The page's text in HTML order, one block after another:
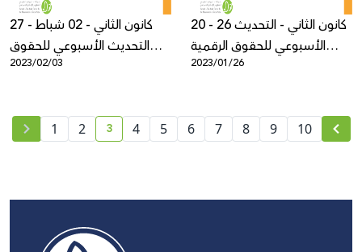
27 كانون الثاني - 02 شباط -
التحديث الأسبوعي للحقوق
الرقمية الفلسطينية
2023/02/03
20 - 26 كانون الثاني - التحديث
الأسبوعي للحقوق الرقمية
الفلسطينية
2023/01/26
1 2 current page number
3 4 5 6 7 8 9 10